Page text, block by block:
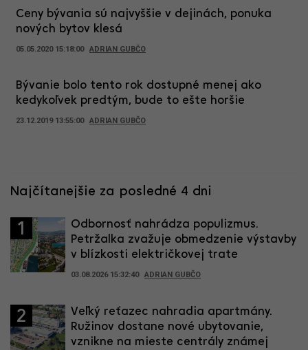
Ceny bývania sú najvyššie v dejinách, ponuka
nových bytov klesá
05.05.2020 15:18:00 ADRIAN GUBČO
Bývanie bolo tento rok dostupné menej ako
kedykoľvek predtým, bude to ešte horšie
23.12.2019 13:55:00 ADRIAN GUBČO
Najčítanejšie za posledné 4 dni
1
Odbornosť nahrádza populizmus.
Petržalka zvažuje obmedzenie výstavby
v blízkosti električkovej trate
03.08.2026 15:32:40 ADRIAN GUBČO
2
Veľký reťazec nahradia apartmány.
Ružinov dostane nové ubytovanie,
vznikne na mieste centrály známej